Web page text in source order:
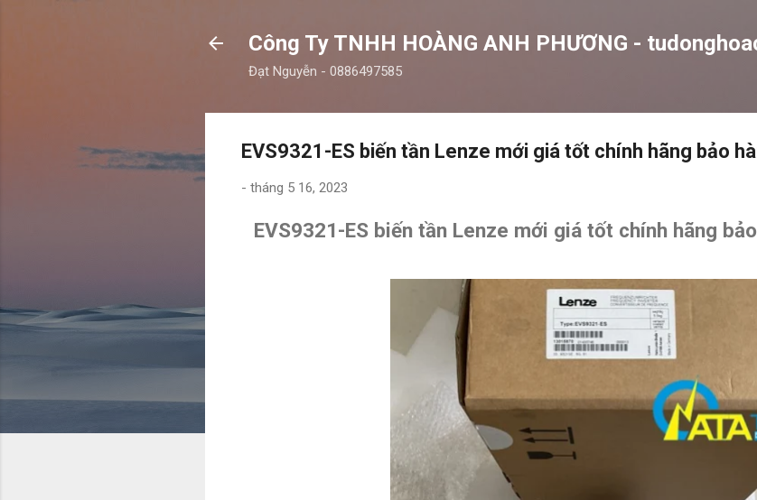
Công Ty TNHH HOÀNG ANH PHƯƠNG -
Đạt Nguyễn - 0886497585
EVS9321-ES biến tần Lenze mới giá tốt chính hãng bảo
- tháng 5 16, 2023
EVS9321-ES biến tần Lenze mới giá tốt chính hãng